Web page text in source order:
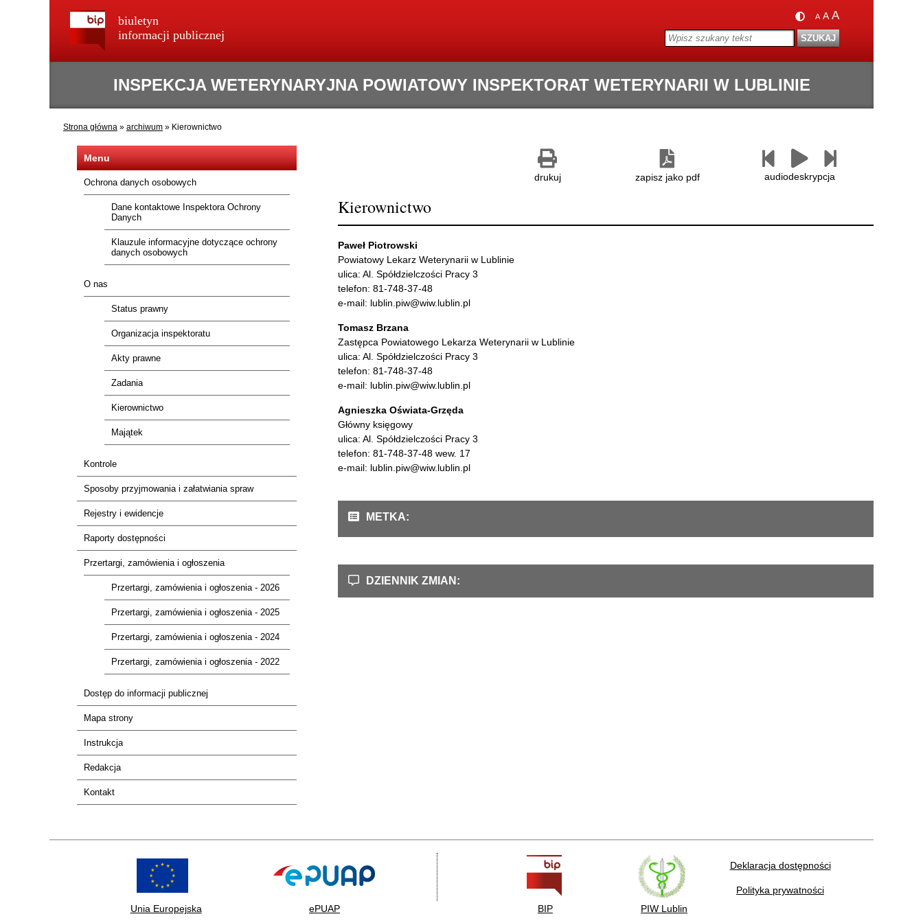
biuletyn
informacji publicznej
A A A
INSPEKCJA WETERYNARYJNA POWIATOWY INSPEKTORAT WETERYNARII W LUBLINIE
Strona główna » archiwum » Kierownictwo
Menu
Ochrona danych osobowych
Dane kontaktowe Inspektora Ochrony
Danych
Klauzule informacyjne dotyczące ochrony
danych osobowych
O nas
Status prawny
Organizacja inspektoratu
Akty prawne
Zadania
Kierownictwo
Majątek
Kontrole
Sposoby przyjmowania i załatwiania spraw
Rejestry i ewidencje
Raporty dostępności
Przertargi, zamówienia i ogłoszenia
Przertargi, zamówienia i ogłoszenia - 2026
Przertargi, zamówienia i ogłoszenia - 2025
Przertargi, zamówienia i ogłoszenia - 2024
Przertargi, zamówienia i ogłoszenia - 2022
Dostęp do informacji publicznej
Mapa strony
Instrukcja
Redakcja
Kontakt
Następny
paragraf
Czytaj
Poprzedni
paragraf
audiodeskrypcja
zapisz jako pdf
drukuj
Kierownictwo
Paweł Piotrowski
Powiatowy Lekarz Weterynarii w Lublinie
ulica: Al. Spółdzielczości Pracy 3
telefon: 81-748-37-48
e-mail: lublin.piw@wiw.lublin.pl
Tomasz Brzana
Zastępca Powiatowego Lekarza Weterynarii w Lublinie
ulica: Al. Spółdzielczości Pracy 3
telefon: 81-748-37-48
e-mail: lublin.piw@wiw.lublin.pl
Agnieszka Oświata-Grzęda
Główny księgowy
ulica: Al. Spółdzielczości Pracy 3
telefon: 81-748-37-48 wew. 17
e-mail: lublin.piw@wiw.lublin.pl
METKA:
DZIENNIK ZMIAN:
Unia Europejska ePUAP BIP PIW Lublin
Deklaracja dostępności
Polityka prywatności